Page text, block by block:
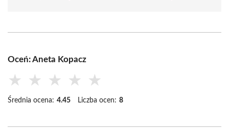
Oceń: Aneta Kopacz
★ ★ ★ ★ ★
Średnia ocena: 4.45 Liczba ocen: 8